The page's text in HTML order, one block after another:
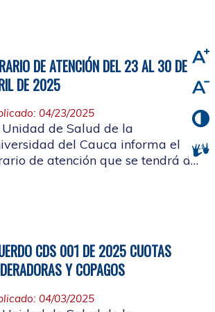
DE ATENCIÓN DEL 23 AL 30 DE
DE 2025
04/23/2025
Unidad de Salud de la
del Cauca informa el
de atención que se tendrá del
CDS 001 DE 2025 CUOTAS
Y COPAGOS
04/03/2025